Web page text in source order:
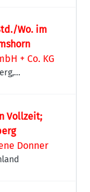
Wo. im
+ Co. KG
Vollzeit;
Donner